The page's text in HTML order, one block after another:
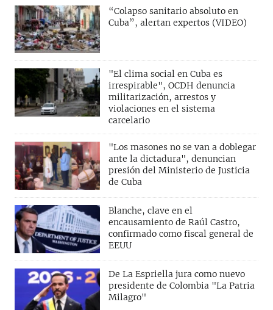
“Colapso sanitario absoluto en
Cuba”, alertan expertos (VIDEO)
"El clima social en Cuba es
irrespirable", OCDH denuncia
militarización, arrestos y
violaciones en el sistema
carcelario
"Los masones no se van a doblegar
ante la dictadura", denuncian
presión del Ministerio de Justicia
de Cuba
Blanche, clave en el
encausamiento de Raúl Castro,
confirmado como fiscal general de
EEUU
De La Espriella jura como nuevo
presidente de Colombia "La Patria
Milagro"